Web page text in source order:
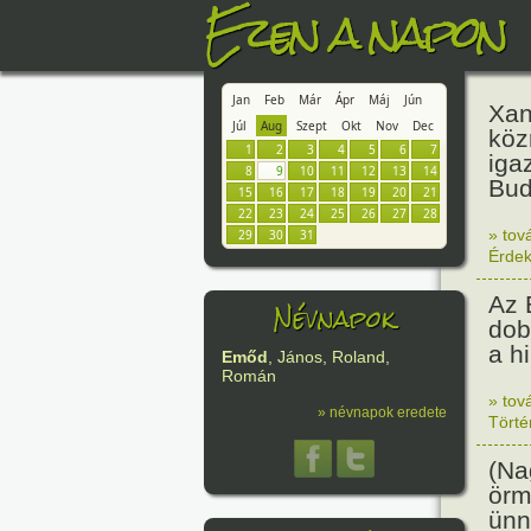
Ezen a napon
Jan Feb Már Ápr Máj
Jún
Júl
Aug Szept Okt Nov
Dec
1
2 3 4 5 6
7
8
9 10 11 12 13
14
15
16 17 18 19 20
21
22
23 24 25 26 27
28
29
30 31
Névnapok
Emőd, János, Roland,
Román
» névnapok eredete
»
Az
a
»